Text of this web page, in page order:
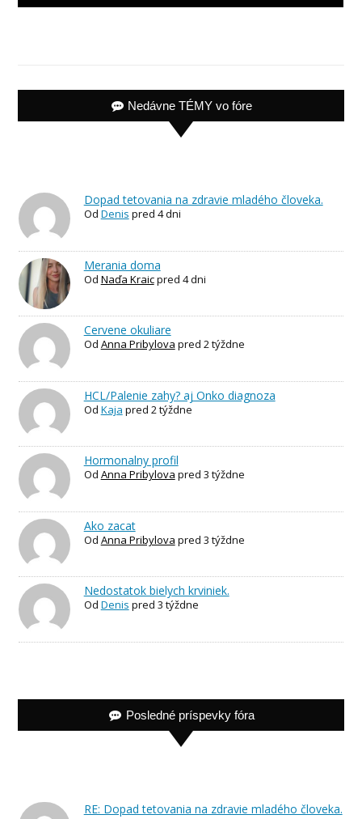
Nedávne TÉMY vo fóre
Dopad tetovania na zdravie mladého človeka.
Od Denis pred 4 dni
Merania doma
Od Naďa Kraicpred 4 dni
Cervene okuliare
Od Anna Pribylova pred 2 týždne
HCL/Palenie zahy? aj Onko diagnoza
Od Kaja pred 2 týždne
Hormonalny profil
Od Anna Pribylova pred 3 týždne
Ako zacat
Od Anna Pribylova pred 3 týždne
Nedostatok bielych krviniek.
Od Denis pred 3 týždne
Posledné príspevky fóra
RE: Dopad tetovania na zdravie mladého človeka.